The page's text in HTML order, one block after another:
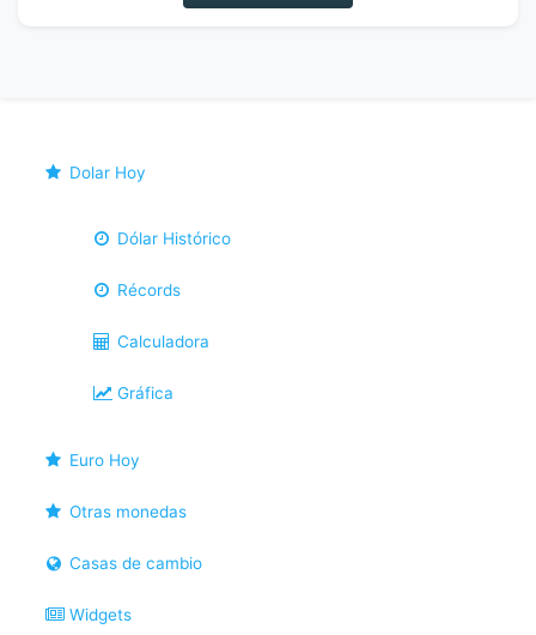
Dolar Hoy
Dólar Histórico
Récords
Calculadora
Gráfica
Euro Hoy
Otras monedas
Casas de cambio
Widgets